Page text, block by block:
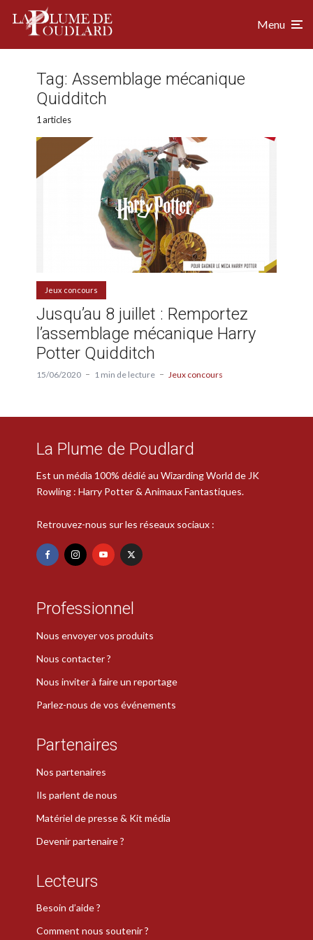
Menu
Tag: Assemblage mécanique
Quidditch
1 articles
Jeux concours
Jusqu’au 8 juillet : Remportez
l’assemblage mécanique Harry
Potter Quidditch
15/06/2020 1 min de lecture Jeux concours
La Plume de Poudlard
Est un média 100% dédié au Wizarding World de JK
Rowling : Harry Potter & Animaux Fantastiques.
Retrouvez-nous sur les réseaux sociaux :
Professionnel
Nous envoyer vos produits
Nous contacter ?
Nous inviter à faire un reportage
Parlez-nous de vos événements
Partenaires
Nos partenaires
Ils parlent de nous
Matériel de presse & Kit média
Devenir partenaire ?
Lecteurs
Besoin d’aide ?
Comment nous soutenir ?